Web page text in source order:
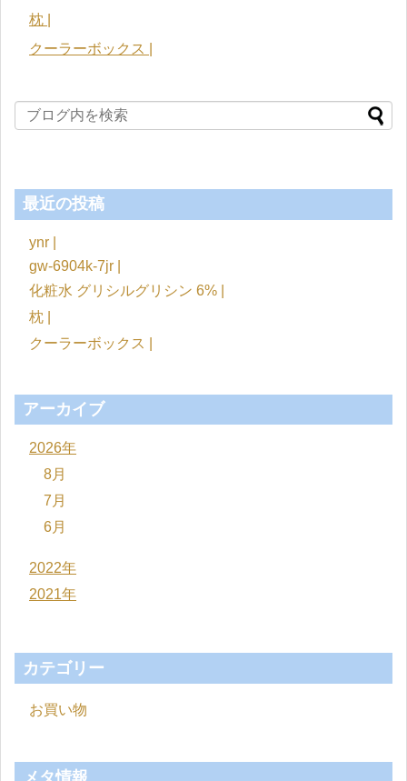
枕 |
クーラーボックス |
最近の投稿
ynr |
gw-6904k-7jr |
化粧水 グリシルグリシン 6% |
枕 |
クーラーボックス |
アーカイブ
2026年
8月
7月
6月
2022年
2021年
カテゴリー
お買い物
メタ情報